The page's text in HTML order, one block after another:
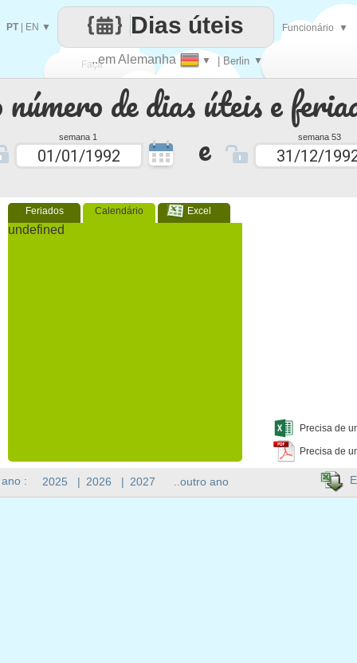
de dias úteis e
semana 1 e semana 53
Feriados Calendário Excel
undefined
Precisa de
Precisa de
Faça
cada
..em Alemanha ▼ | Berlin ▼
Dias úteis
PT| EN ▼ Funcionário ▼
: 2025 | 2026 | 2027 ..outro ano